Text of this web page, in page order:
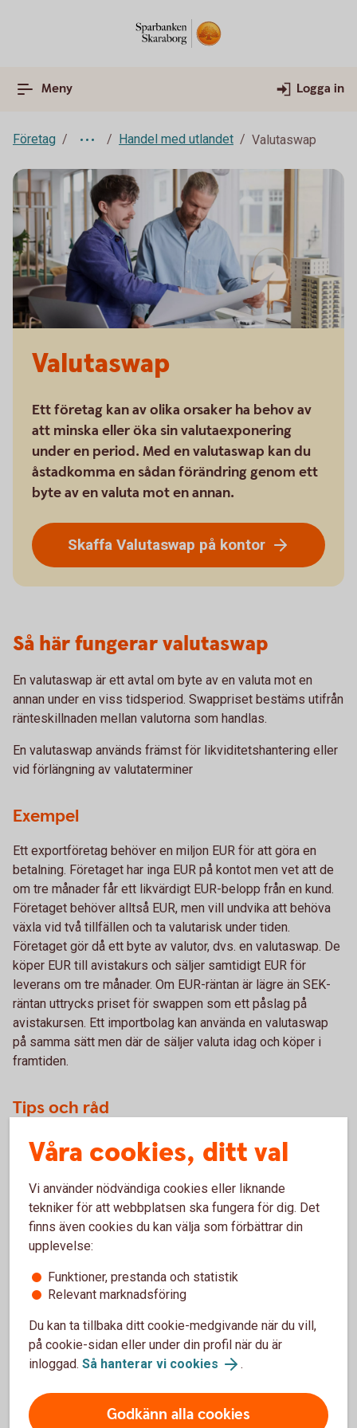
Meny Logga in
Företag Handel med utlandet Valutaswap
Valutaswap
Ett företag kan av olika orsaker ha behov av
att minska eller öka sin valutaexponering
under en period. Med en valutaswap kan du
åstadkomma en sådan förändring genom ett
byte av en valuta mot en annan.
Skaffa Valutaswap på kontor
Så här fungerar valutaswap
En valutaswap är ett avtal om byte av en valuta mot en
annan under en viss tidsperiod. Swappriset bestäms utifrån
ränteskillnaden mellan valutorna som handlas.
En valutaswap används främst för likviditetshantering eller
vid förlängning av valutaterminer
Exempel
Ett exportföretag behöver en miljon EUR för att göra en
betalning. Företaget har inga EUR på kontot men vet att de
om tre månader får ett likvärdigt EUR-belopp från en kund.
Företaget behöver alltså EUR, men vill undvika att behöva
växla vid två tillfällen och ta valutarisk under tiden.
Företaget gör då ett byte av valutor, dvs. en valutaswap. De
köper EUR till avistakurs och säljer samtidigt EUR för
leverans om tre månader. Om EUR-räntan är lägre än SEK-
räntan uttrycks priset för swappen som ett påslag på
avistakursen. Ett importbolag kan använda en valutaswap
på samma sätt men där de säljer valuta idag och köper i
framtiden.
Tips och råd
Ett ramavtal tecknas med banken.
Varje valutaswap skräddarsys med avseende på
Valutaexponeringen kan förändras under tiden enligt
önskemål (till rådande marknadspris).
Valutaswap kan göras genom tjänsten FX Trade, över
telefon eller via din bankkontakt
FX Trade
Pris
Våra cookies, ditt val
Vi använder nödvändiga cookies eller liknande
tekniker för att webbplatsen ska fungera för dig. Det
finns även cookies du kan välja som förbättrar din
upplevelse:
Funktioner, prestanda och statistik
Relevant marknadsföring
Du kan ta tillbaka ditt cookie-medgivande när du vill,
på cookie-sidan eller under din profil när du är
inloggad. Så hanterar vi cookies .
Godkänn alla cookies